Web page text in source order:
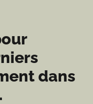
dans